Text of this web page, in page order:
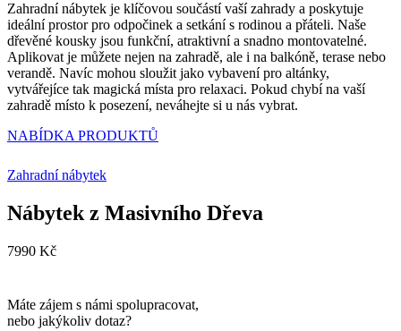
Zahradní nábytek je klíčovou součástí vaší zahrady a poskytuje
ideální prostor pro odpočinek a setkání s rodinou a přáteli. Naše
dřevěné kousky jsou funkční, atraktivní a snadno montovatelné.
Aplikovat je můžete nejen na zahradě, ale i na balkóně, terase nebo
verandě. Navíc mohou sloužit jako vybavení pro altánky,
vytvářejíce tak magická místa pro relaxaci. Pokud chybí na vaší
zahradě místo k posezení, neváhejte si u nás vybrat.
NABÍDKA PRODUKTŮ
Zahradní nábytek
Nábytek z Masivního Dřeva
7990 Kč
Máte zájem s námi spolupracovat,
nebo jakýkoliv dotaz?